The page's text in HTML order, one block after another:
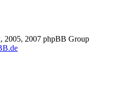
2005, 2007 phpBB Group